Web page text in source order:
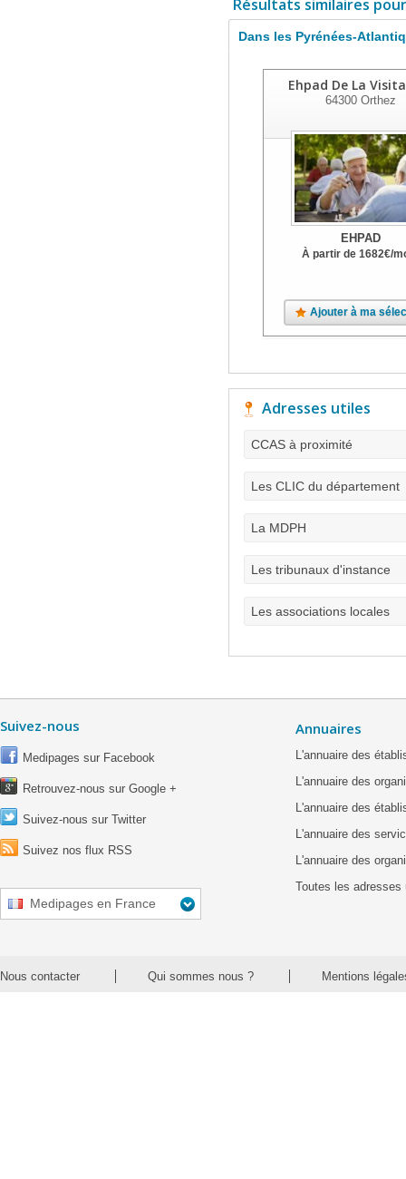
Résultats similaires
Dans les Pyrénées-
Ehpad De La
64300Orthez
EHPAD
À partir de 1682€/
Ajouter à ma
Adresses utiles
CCAS à proximité
Les CLIC du département
La MDPH
Les tribunaux d'instance
Les associations locales
Suivez-nous
Medipages sur Facebook
Retrouvez-nous sur Google +
Suivez-nous sur Twitter
Suivez nos flux RSS
Medipages en France
Annuaires
L'annuaire des
L'annuaire des
L'annuaire des
L'annuaire des
L'annuaire des
Toutes les adresses
Nous contacter Qui sommes nous ? Mentions